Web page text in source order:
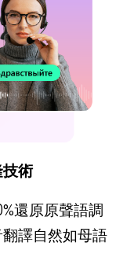
術
還原原聲語調
譯自然如母語